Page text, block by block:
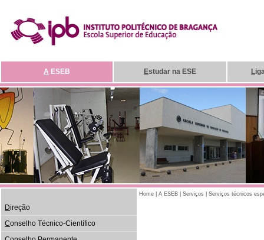
A ESEB Estudar na ESE L
Direção
Conselho Técnico-Científico
Home A ESEB Serviços Serviços técnicos